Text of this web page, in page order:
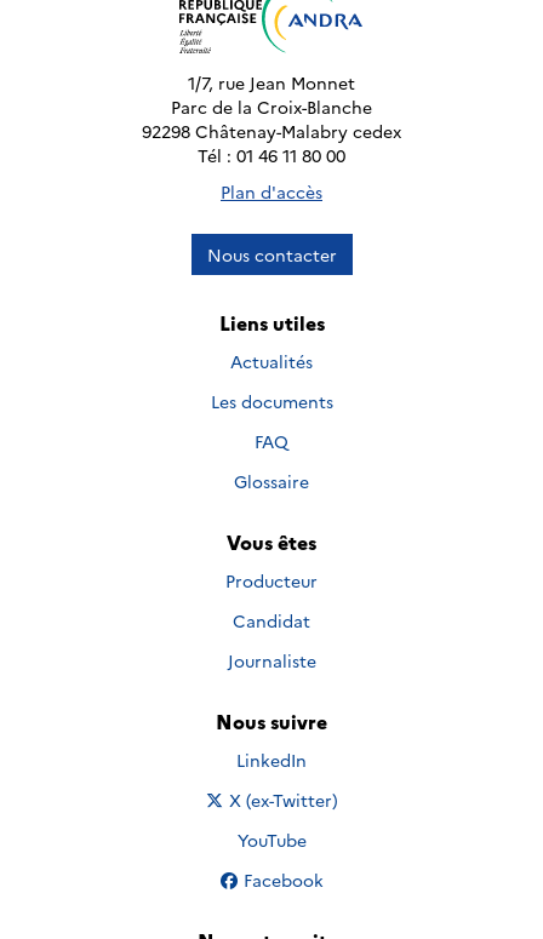
1/7, rue Jean Monnet
Parc de la Croix-Blanche
92298 Châtenay-Malabry cedex
Tél : 01 46 11 80 00
Plan d'accès
Nous contacter
Liens utiles
Actualités
Les documents
FAQ
Glossaire
Vous êtes
Producteur
Candidat
Journaliste
Nous suivre
Nous suivre sur
LinkedIn
Nous suivre sur
X (ex-Twitter)
Nous suivre sur
YouTube
Nous suivre sur
Facebook